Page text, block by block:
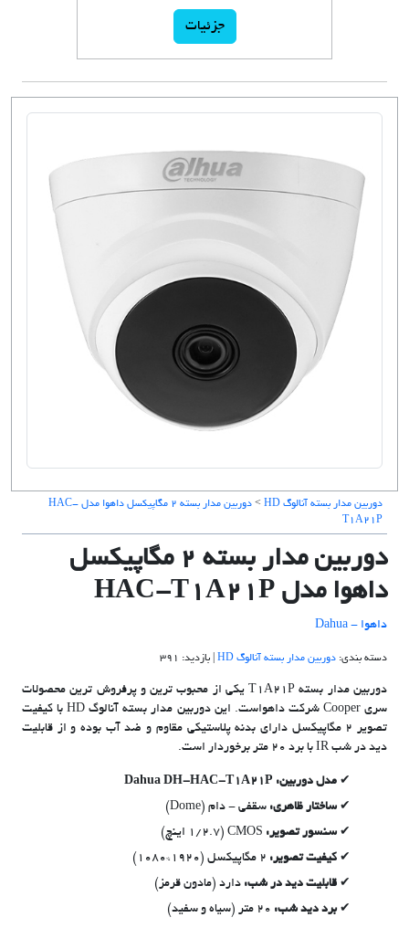
جزئیات
دوربین مدار بسته آنالوگ HD >
دوربین مدار بسته ۲ مگاپیکسل داهوا مدل HAC-
T1A21P
دوربین مدار بسته ۲ مگاپیکسل
داهوا مدل HAC-T1A21P
داهوا - Dahua
دسته بندی: دوربین مدار بسته آنالوگ HD | بازدید: 391
دوربین مدار بسته T1A21P یکی از محبوب ترین و پرفروش ترین محصولات
سری Cooper شرکت داهواست. این دوربین مدار بسته آنالوگ HD با کیفیت
تصویر 2 مگاپیکسل دارای بدنه پلاستیکی مقاوم و ضد آب بوده و از قابلیت
دید در شب IR با برد 20 متر برخوردار است.
مدل دوربین: Dahua DH-HAC-T1A21P
ساختار ظاهری: سقفی - دام (Dome)
سنسور تصویر:
کیفیت تصویر:
قابلیت دید در شب: دارد (مادون قرمز)
برد دید شب: